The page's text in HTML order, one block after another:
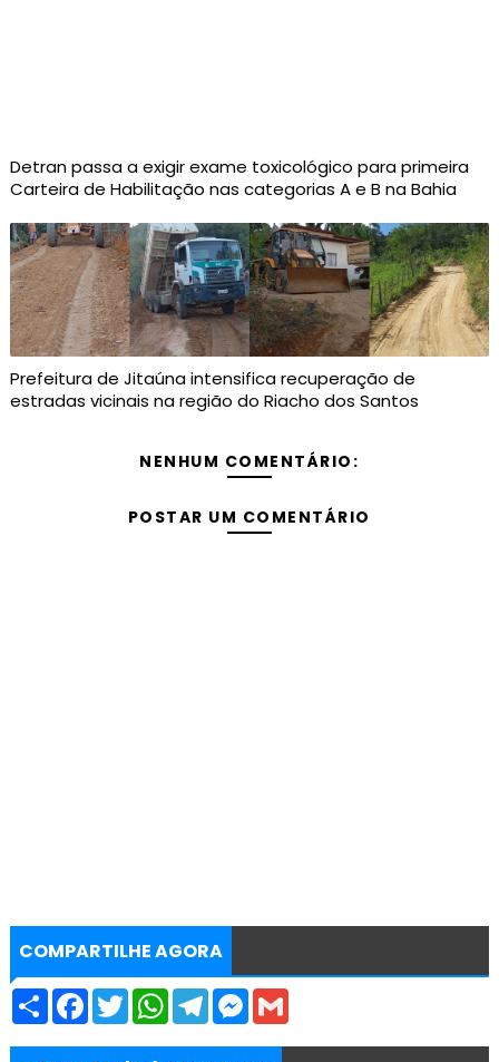
Detran passa a exigir exame toxicológico para primeira
Carteira de Habilitação nas categorias A e B na Bahia
Prefeitura de Jitaúna intensifica recuperação de
estradas vicinais na região do Riacho dos Santos
NENHUM COMENTÁRIO:
POSTAR UM COMENTÁRIO
COMPARTILHE AGORA
S
r
F
e
T
w
t
W
t
T
e
M
s
G
i